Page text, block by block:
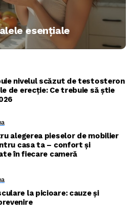
esențiale
nivelul scăzut de testosteron
de erecție: Ce trebuie să știe
alegerea pieselor de mobilier
casa ta – confort și
în fiecare cameră
la picioare: cauze și